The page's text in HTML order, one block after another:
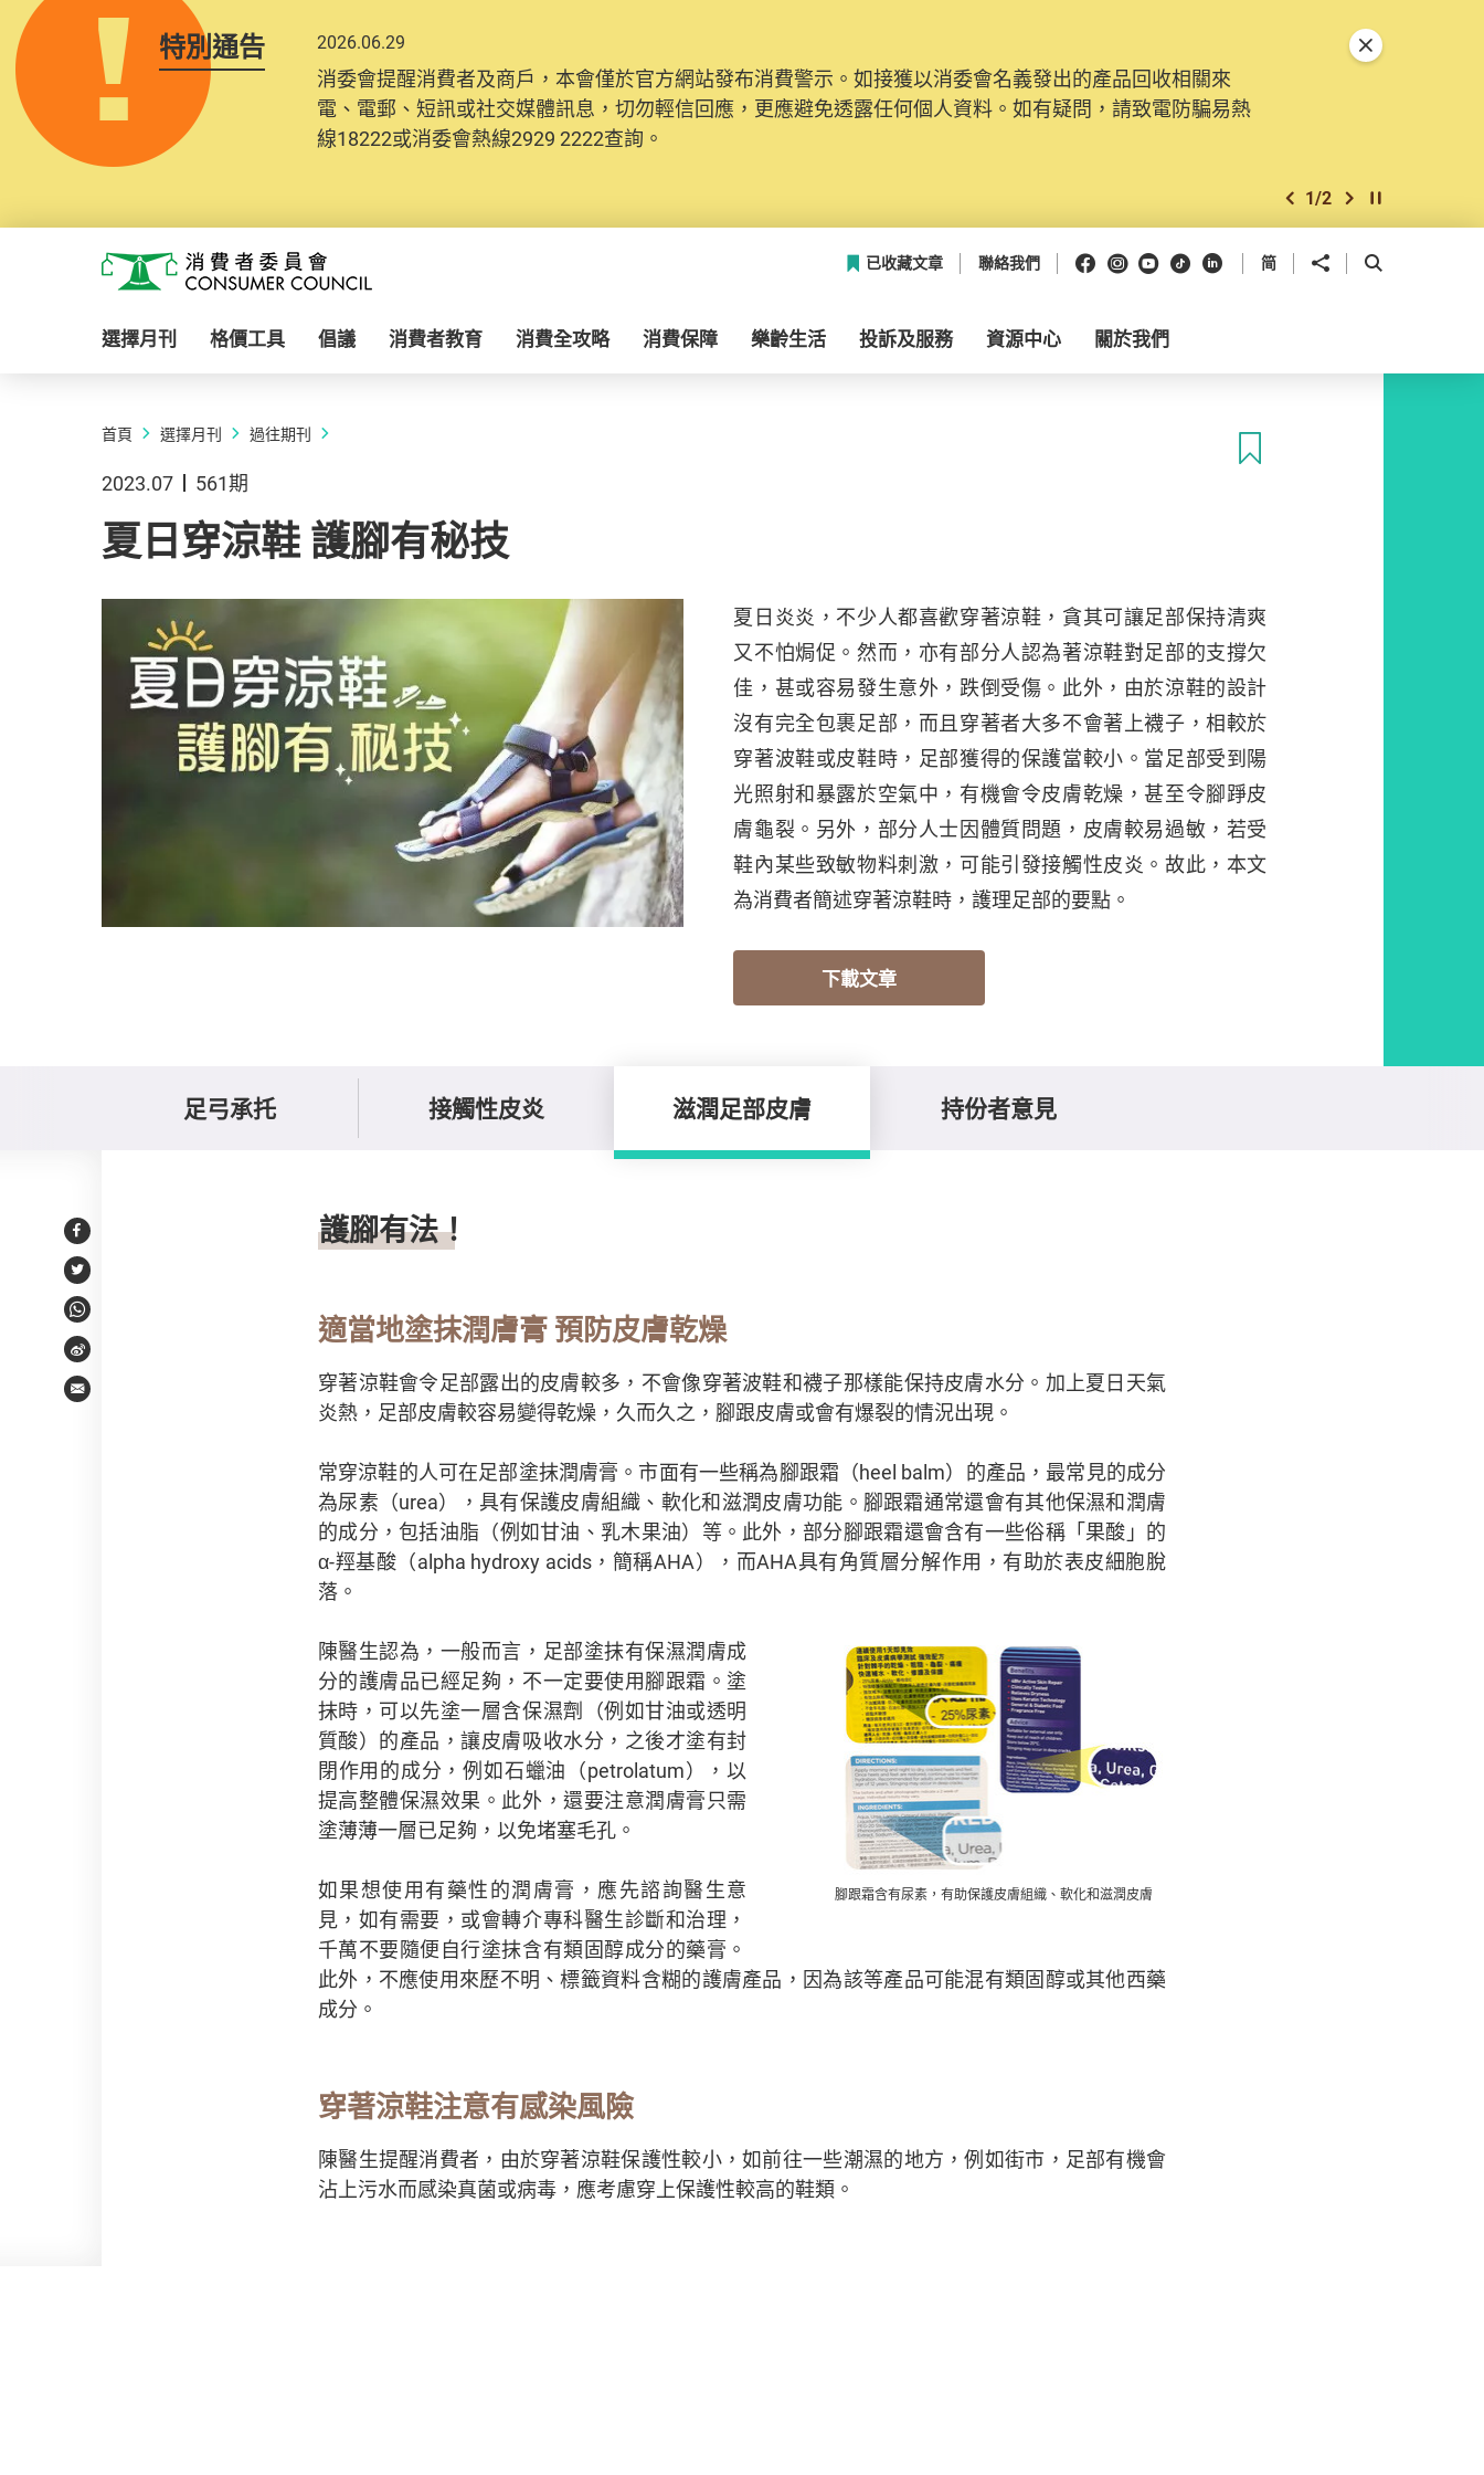
特別通告 2026.06.29
消委會提醒消費者及商戶，本會僅於官方網站發布消費警示。如接獲以消委會名義發出的產品回收相關來
電、電郵、短訊或社交媒體訊息，切勿輕信回應，更應避免透露任何個人資料。如有疑問，請致電防騙易熱
線18222或消委會熱線2929 2222查詢。
上一個
1/2 下一個開始/暫停幻燈
關閉特別通告
消費者委員會
已收藏文章 聯絡我們 Facebook
Instagram
Youtube
抖音領英 简 分享到 開啟搜尋框
選擇月刊 格價工具 倡議 消費者教育 消費全攻略 消費保障 樂齡生活 投訴及服務 資源中心 關於我們
首頁 選擇月刊 過往期刊
2023.07 561期
夏日穿涼鞋 護腳有秘技
夏日炎炎，不少人都喜歡穿著涼鞋，貪其可讓足部保持清爽
又不怕焗促。然而，亦有部分人認為著涼鞋對足部的支撐欠
佳，甚或容易發生意外，跌倒受傷。此外，由於涼鞋的設計
沒有完全包裹足部，而且穿著者大多不會著上襪子，相較於
穿著波鞋或皮鞋時，足部獲得的保護當較小。當足部受到陽
光照射和暴露於空氣中，有機會令皮膚乾燥，甚至令腳踭皮
膚龜裂。另外，部分人士因體質問題，皮膚較易過敏，若受
鞋內某些致敏物料刺激，可能引發接觸性皮炎。故此，本文
為消費者簡述穿著涼鞋時，護理足部的要點。
下載文章
足弓承托 接觸性皮炎 滋潤足部皮膚 持份者意見
Facebook
Twitter
WhatsApp
Weibo
Email
護腳有法！
適當地塗抹潤膚膏 預防皮膚乾燥
穿著涼鞋會令足部露出的皮膚較多，不會像穿著波鞋和襪子那樣能保持皮膚水分。加上夏日天氣
炎熱，足部皮膚較容易變得乾燥，久而久之，腳跟皮膚或會有爆裂的情況出現。
常穿涼鞋的人可在足部塗抹潤膚膏。市面有一些稱為腳跟霜（heel balm）的產品，最常見的成分
為尿素（urea），具有保護皮膚組織、軟化和滋潤皮膚功能。腳跟霜通常還會有其他保濕和潤膚
的成分，包括油脂（例如甘油、乳木果油）等。此外，部分腳跟霜還會含有一些俗稱「果酸」的
α-羥基酸（alpha hydroxy acids，簡稱AHA），而AHA具有角質層分解作用，有助於表皮細胞脫
落。
腳跟霜含有尿素，有助保護皮膚組織、軟化和滋潤皮膚
陳醫生認為，一般而言，足部塗抹有保濕潤膚成
分的護膚品已經足夠，不一定要使用腳跟霜。塗
抹時，可以先塗一層含保濕劑（例如甘油或透明
質酸）的產品，讓皮膚吸收水分，之後才塗有封
閉作用的成分，例如石蠟油（petrolatum），以
提高整體保濕效果。此外，還要注意潤膚膏只需
塗薄薄一層已足夠，以免堵塞毛孔。
如果想使用有藥性的潤膚膏，應先諮詢醫生意
見，如有需要，或會轉介專科醫生診斷和治理，
千萬不要隨便自行塗抹含有類固醇成分的藥膏。
此外，不應使用來歷不明、標籤資料含糊的護膚產品，因為該等產品可能混有類固醇或其他西藥
成分。
穿著涼鞋注意有感染風險
陳醫生提醒消費者，由於穿著涼鞋保護性較小，如前往一些潮濕的地方，例如街市，足部有機會
沾上污水而感染真菌或病毒，應考慮穿上保護性較高的鞋類。